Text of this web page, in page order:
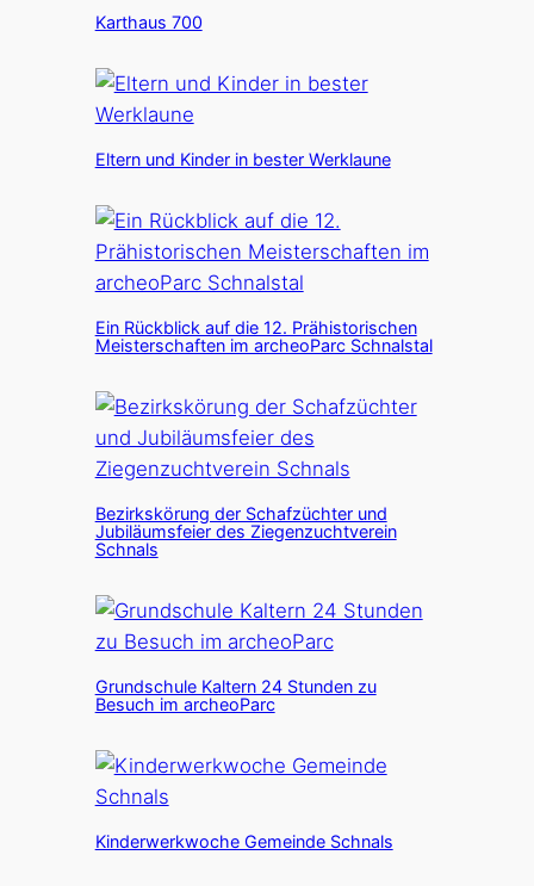
Karthaus 700
Eltern und Kinder in bester Werklaune
Ein Rückblick auf die 12. Prähistorischen
Meisterschaften im archeoParc Schnalstal
Bezirkskörung der Schafzüchter und
Jubiläumsfeier des Ziegenzuchtverein
Schnals
Grundschule Kaltern 24 Stunden zu
Besuch im archeoParc
Kinderwerkwoche Gemeinde Schnals